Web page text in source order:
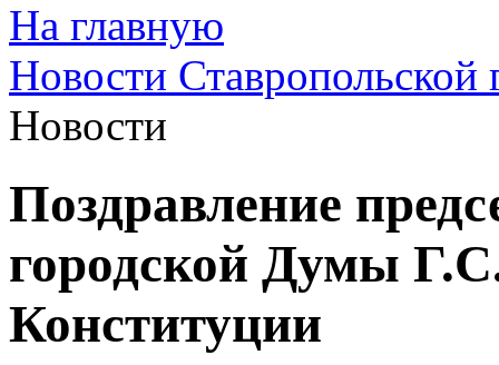
На главную
Новости
Новости
Поздравление
городской Думы
Конституции